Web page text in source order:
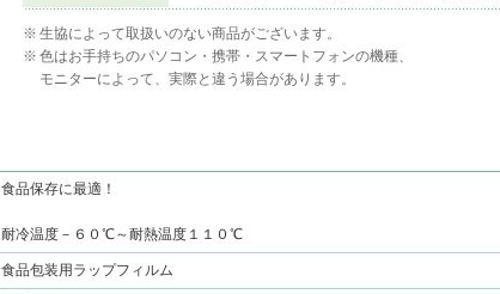
※ 生協によって取扱いのない商品がございます。
※ 色はお手持ちのパソコン・携帯・スマートフォンの機種、
モニターによって、実際と違う場合があります。
食品保存に最適！
耐冷温度－６０℃～耐熱温度１１０℃
食品包装用ラップフィルム